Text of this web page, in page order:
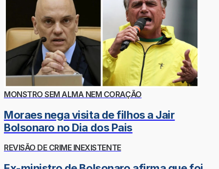
MONSTRO SEM ALMA NEM CORAÇÃO
Moraes nega visita de filhos a Jair
Bolsonaro no Dia dos Pais
REVISÃO DE CRIME INEXISTENTE